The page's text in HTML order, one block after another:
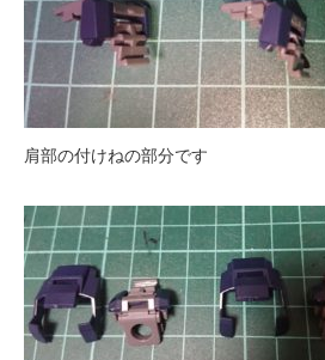
肩部の付けねの部分です